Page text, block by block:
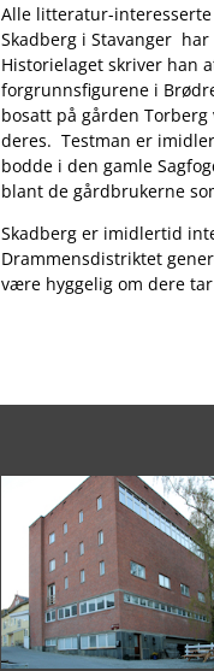
Alle litteratur-
Skadberg i Stavanger
Historielaget skriver han
forgrunnsfigurene i
bosatt på gården
deres. Testman er
bodde i den gamle
blant de gårdbrukerne
Skadberg er imidlertid
Drammensdistriktet
være hyggelig om dere